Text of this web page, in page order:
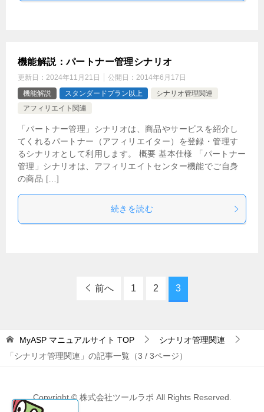
機能解説：パートナー管理シナリオ
更新日： 2024年11月21日 公開日： 2014年6月17日
機能解説
スタンダードプラン以上
シナリオ管理関連
アフィリエイト関連
「パートナー管理」シナリオは、商品やサービスを紹介し
てくれるパートナー（アフィリエイター）を登録・管理す
るシナリオとして利用します。 概要 基本仕様 「パートナー
管理」シナリオは、アフィリエイトセンター機能でご自身
の商品 […]
続きを読む
前へ 1 2 3
MyASP マニュアルサイト TOP
シナリオ管理関連
「シナリオ管理関連」の記事一覧（3 / 3ページ）
Copyright © 株式会社ツールラボ All Rights Reserved.